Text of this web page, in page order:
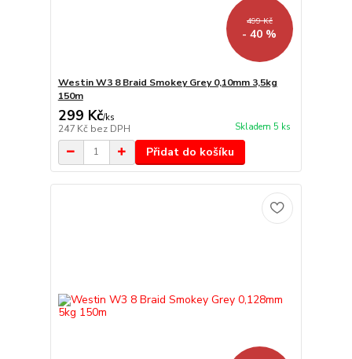
499 Kč
- 40 %
Westin W3 8 Braid Smokey Grey 0,10mm 3,5kg
150m
299 Kč/ks
247 Kč bez DPH Skladem 5 ks
Přidat do košíku